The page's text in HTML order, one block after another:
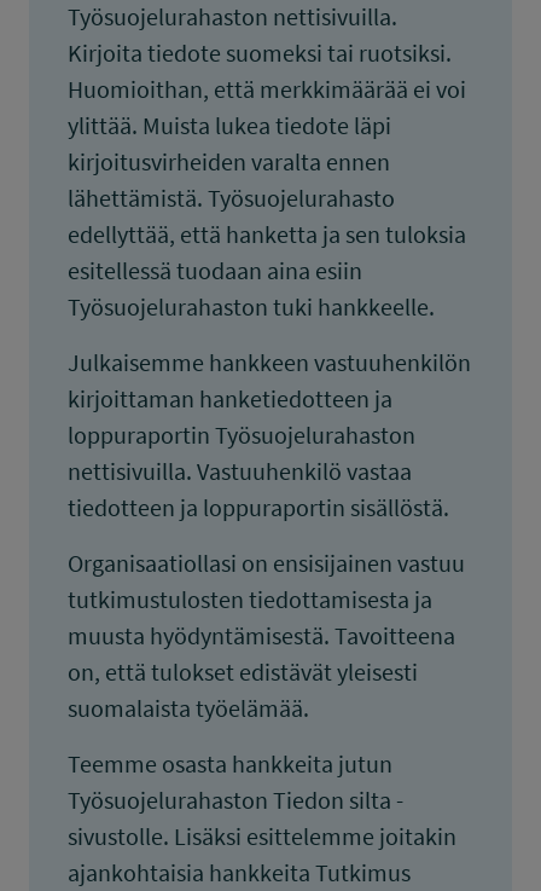
Työsuojelurahaston nettisivuilla.
Kirjoita tiedote suomeksi tai ruotsiksi.
Huomioithan, että merkkimäärää ei voi
ylittää. Muista lukea tiedote läpi
kirjoitusvirheiden varalta ennen
lähettämistä. Työsuojelurahasto
edellyttää, että hanketta ja sen tuloksia
esitellessä tuodaan aina esiin
Työsuojelurahaston tuki hankkeelle.
Julkaisemme hankkeen vastuuhenkilön
kirjoittaman hanketiedotteen ja
loppuraportin Työsuojelurahaston
nettisivuilla. Vastuuhenkilö vastaa
tiedotteen ja loppuraportin sisällöstä.
Organisaatiollasi on ensisijainen vastuu
tutkimustulosten tiedottamisesta ja
muusta hyödyntämisestä. Tavoitteena
on, että tulokset edistävät yleisesti
suomalaista työelämää.
Teemme osasta hankkeita jutun
Työsuojelurahaston Tiedon silta -
sivustolle. Lisäksi esittelemme joitakin
ajankohtaisia hankkeita Tutkimus